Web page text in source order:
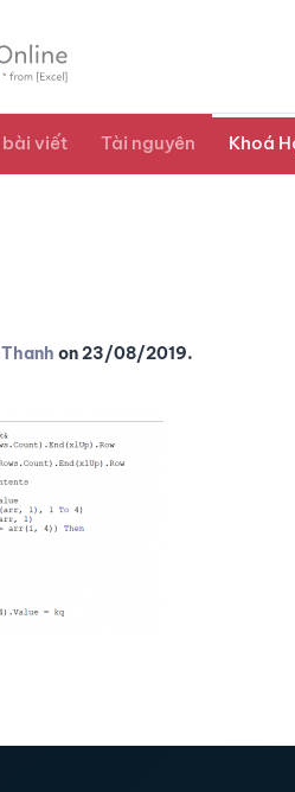
bài viết Tài nguyên Khoá
on23/08/2019.